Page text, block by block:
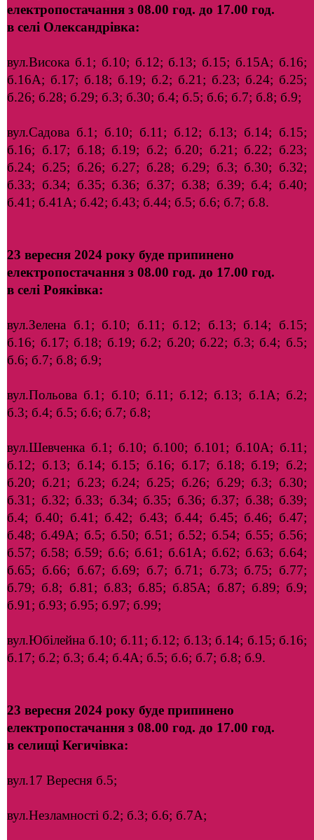
електропостачання з 08.00 год. до 17.00 год.
в селі Олександрівка:
вул.Висока б.1; б.10; б.12; б.13; б.15; б.15А; б.16;
б.16А; б.17; б.18; б.19; б.2; б.21; б.23; б.24; б.25;
б.26; б.28; б.29; б.3; б.30; б.4; б.5; б.6; б.7; б.8; б.9;
вул.Садова б.1; б.10; б.11; б.12; б.13; б.14; б.15;
б.16; б.17; б.18; б.19; б.2; б.20; б.21; б.22; б.23;
б.24; б.25; б.26; б.27; б.28; б.29; б.3; б.30; б.32;
б.33; б.34; б.35; б.36; б.37; б.38; б.39; б.4; б.40;
б.41; б.41А; б.42; б.43; б.44; б.5; б.6; б.7; б.8.
23 вересня 2024 року буде припинено
електропостачання з 08.00 год. до 17.00 год.
в селі Рояківка:
вул.Зелена б.1; б.10; б.11; б.12; б.13; б.14; б.15;
б.16; б.17; б.18; б.19; б.2; б.20; б.22; б.3; б.4; б.5;
б.6; б.7; б.8; б.9;
вул.Польова б.1; б.10; б.11; б.12; б.13; б.1А; б.2;
б.3; б.4; б.5; б.6; б.7; б.8;
вул.Шевченка б.1; б.10; б.100; б.101; б.10А; б.11;
б.12; б.13; б.14; б.15; б.16; б.17; б.18; б.19; б.2;
б.20; б.21; б.23; б.24; б.25; б.26; б.29; б.3; б.30;
б.31; б.32; б.33; б.34; б.35; б.36; б.37; б.38; б.39;
б.4; б.40; б.41; б.42; б.43; б.44; б.45; б.46; б.47;
б.48; б.49А; б.5; б.50; б.51; б.52; б.54; б.55; б.56;
б.57; б.58; б.59; б.6; б.61; б.61А; б.62; б.63; б.64;
б.65; б.66; б.67; б.69; б.7; б.71; б.73; б.75; б.77;
б.79; б.8; б.81; б.83; б.85; б.85А; б.87; б.89; б.9;
б.91; б.93; б.95; б.97; б.99;
вул.Юбілейна б.10; б.11; б.12; б.13; б.14; б.15; б.16;
б.17; б.2; б.3; б.4; б.4А; б.5; б.6; б.7; б.8; б.9.
23 вересня 2024 року буде припинено
електропостачання з 08.00 год. до 17.00 год.
в селищі Кегичівка:
вул.17 Вересня б.5;
вул.Незламності б.2; б.3; б.6; б.7А;